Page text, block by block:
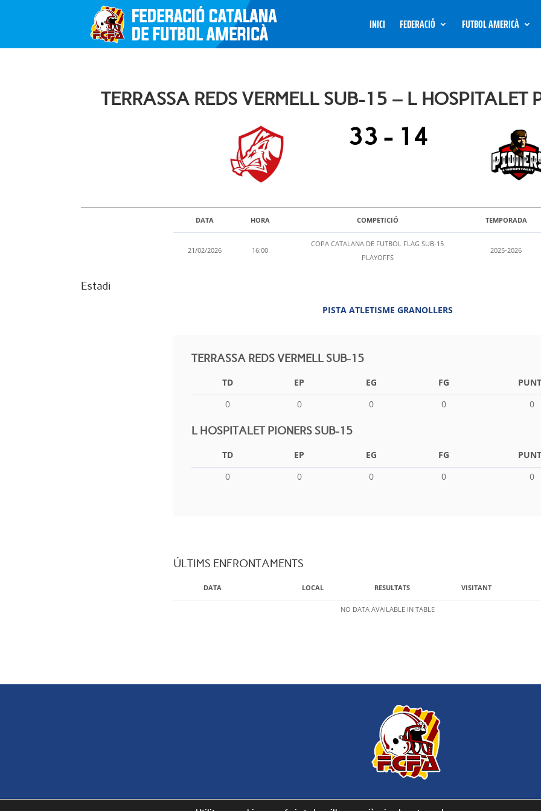
INICI FEDERACIÓ FUTBOL AMERICÀ
TERRASSA REDS VERMELL SUB-15 – L HOSPITALET
33 - 14
DATA HORA COMPETICIÓ TEMPORADA
21/02/2026 16:00
COPA CATALANA DE FUTBOL FLAG SUB-15
PLAYOFFS
2025-2026
Estadi
PISTA ATLETISME GRANOLLERS
TERRASSA REDS VERMELL SUB-15
TD EP EG FG
0
0 0 0 0
L HOSPITALET PIONERS SUB-15
TD EP EG FG
0
0 0 0 0
ÚLTIMS ENFRONTAMENTS
DATA LOCAL RESULTATS VISITANT
NO DATA AVAILABLE IN TABLE